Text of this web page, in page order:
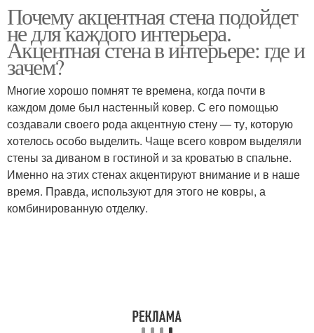
Почему акцентная стена подойдет
не для каждого интерьера.
Акцентная стена в интерьере: где и
зачем?
Многие хорошо помнят те времена, когда почти в
каждом доме был настенный ковер. С его помощью
создавали своего рода акцентную стену — ту, которую
хотелось особо выделить. Чаще всего ковром выделяли
стены за диваном в гостиной и за кроватью в спальне.
Именно на этих стенах акцентируют внимание и в наше
время. Правда, используют для этого не ковры, а
комбинированную отделку.